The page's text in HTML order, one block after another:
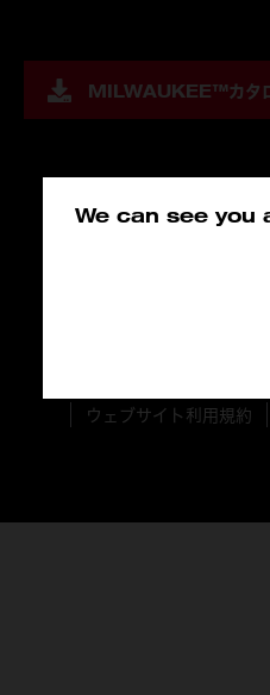
We can see you
MILWAUKEE™カタ
ウェブサイト利用規約